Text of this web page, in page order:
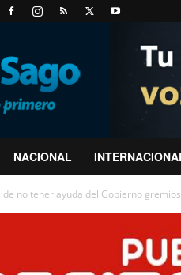
NACIONAL
de no tener ayuda del Gobierno